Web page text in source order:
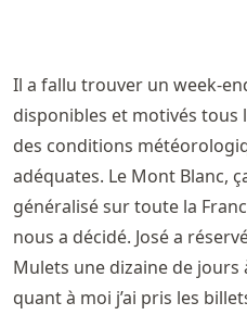
Il a fallu trouver un week-
disponibles et motivés tous
des conditions
adéquates. Le Mont Blanc,
généralisé sur toute la
nous a décidé. José a
Mulets une dizaine de jours
quant à moi j’ai pris les